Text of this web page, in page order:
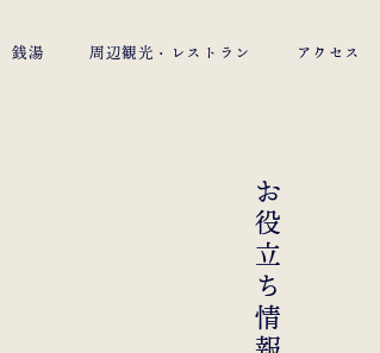
銭湯 周辺観光・レストラン アクセス
お役立ち情報